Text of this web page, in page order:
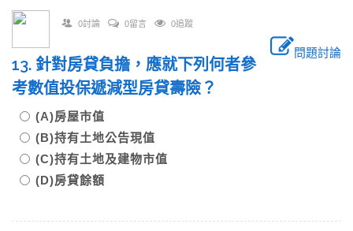
0討論 0留言 0追蹤
問題討論
13. 針對房貸負擔，應就下列何者參
考數值投保遞減型房貸壽險？
(A)房屋市值
(B)持有土地公告現值
(C)持有土地及建物市值
(D)房貸餘額